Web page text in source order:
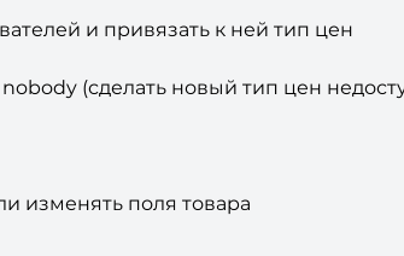
и привязать к ней тип цен
(сделать новый тип цен
изменять поля товара